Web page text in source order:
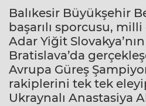
Balıkesir Büyükşehir
başarılı sporcusu,
Adar Yiğit
Bratislava’da
Avrupa Güreş
rakiplerini tek tek
Ukraynalı Anastasiya